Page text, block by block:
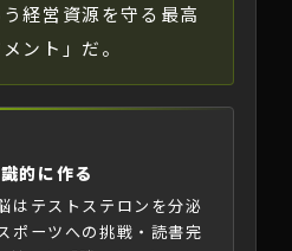
経営資源を守る最高
ント」だ。
的に作る
はテストステロンを分泌
ポーツへの挑戦・読書完